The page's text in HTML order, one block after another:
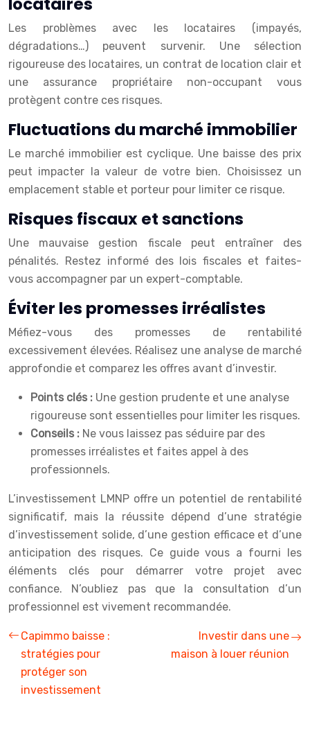
locataires
Les problèmes avec les locataires (impayés,
dégradations…) peuvent survenir. Une sélection
rigoureuse des locataires, un contrat de location clair et
une assurance propriétaire non-occupant vous
protègent contre ces risques.
Fluctuations du marché immobilier
Le marché immobilier est cyclique. Une baisse des prix
peut impacter la valeur de votre bien. Choisissez un
emplacement stable et porteur pour limiter ce risque.
Risques fiscaux et sanctions
Une mauvaise gestion fiscale peut entraîner des
pénalités. Restez informé des lois fiscales et faites-
vous accompagner par un expert-comptable.
Éviter les promesses irréalistes
Méfiez-vous des promesses de rentabilité
excessivement élevées. Réalisez une analyse de marché
approfondie et comparez les offres avant d’investir.
Points clés : Une gestion prudente et une analyse
rigoureuse sont essentielles pour limiter les risques.
Conseils : Ne vous laissez pas séduire par des
promesses irréalistes et faites appel à des
professionnels.
L’investissement LMNP offre un potentiel de rentabilité
significatif, mais la réussite dépend d’une stratégie
d’investissement solide, d’une gestion efficace et d’une
anticipation des risques. Ce guide vous a fourni les
éléments clés pour démarrer votre projet avec
confiance. N’oubliez pas que la consultation d’un
professionnel est vivement recommandée.
Capimmo baisse :
stratégies pour
protéger son
investissement
Investir dans une
maison à louer réunion